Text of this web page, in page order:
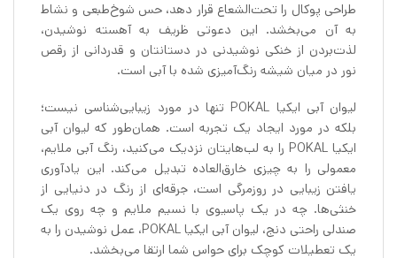
طراحی پوکال را تحت‌الشعاع قرار دهد، حس شوخ‌طبعی و نشاط
به آن می‌بخشد. این دعوتی ظریف به آهسته نوشیدن،
لذت‌بردن از خنکی نوشیدنی در دستانتان و قدردانی از رقص
نور در میان شیشه رنگ‌آمیزی شده با آبی است.
لیوان آبی ایکیا POKAL تنها در مورد زیبایی‌شناسی نیست؛
بلکه در مورد ایجاد یک تجربه است. همان‌طور که لیوان آبی
ایکیا POKAL را به لب‌هایتان نزدیک می‌کنید، رنگ آبی ملایم،
معمولی را به چیزی خارق‌العاده تبدیل می‌کند. این یادآوری
یافتن زیبایی در روزمرگی است، جرقه‌ای از رنگ در دنیایی از
خنثی‌ها. چه در یک پاسیوی با نسیم ملایم و چه روی یک
صندلی راحتی دنج، لیوان آبی ایکیا POKAL، عمل نوشیدن را به
یک تعطیلات کوچک برای حواس شما ارتقا می‌بخشد.